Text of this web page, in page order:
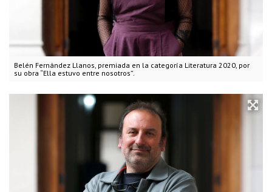
Belén Fernández Llanos, premiada en la categoría Literatura 2020, por
su obra “Ella estuvo entre nosotros”.